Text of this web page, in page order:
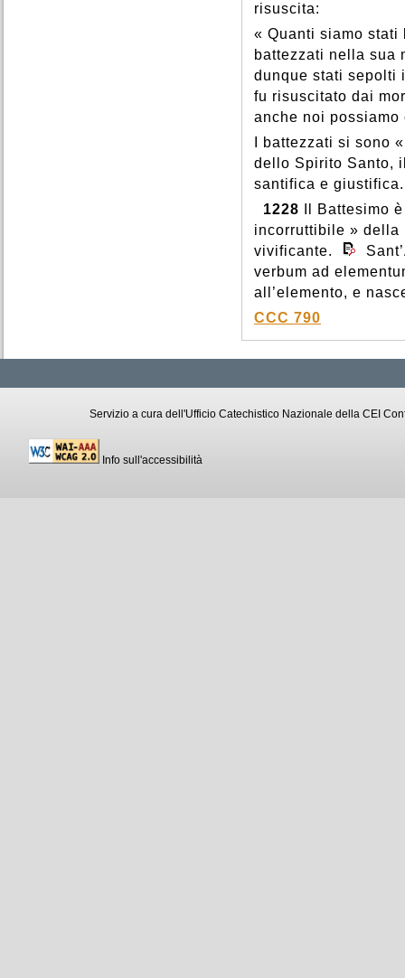
risuscita:
« Quanti siamo stati
battezzati nella sua
dunque stati sepolti
fu risuscitato dai
anche noi
I battezzati si sono
dello Spirito Santo,
santifica e
1228 Il Battesimo
incorruttibile » della
vivificante.
verbum ad
all’elemento, e
CCC 790
Servizio a cura dell'Ufficio Catechistico Nazionale della CEI
Info sull'accessibilità